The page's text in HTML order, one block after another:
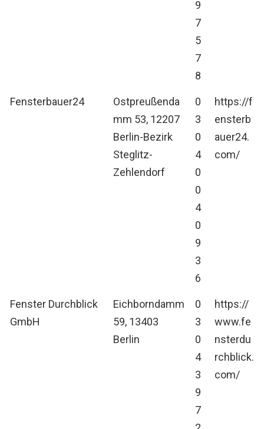
9
7
5
7
8
Fensterbauer24
Ostpreußenda
mm 53, 12207
Berlin-Bezirk
Steglitz-
Zehlendorf
0
3
0
4
0
0
4
0
9
3
6
https://f
ensterb
auer24.
com/
Fenster Durchblick
GmbH
Eichborndamm
59, 13403
Berlin
0
3
0
4
3
9
7
https://
www.fe
nsterdu
rchblick.
com/